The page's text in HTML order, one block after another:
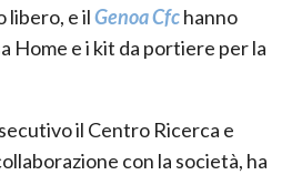
libero, e ilGenoa Cfchanno
Home e i kit da portiere per la
il Centro Ricerca e
con la società, ha